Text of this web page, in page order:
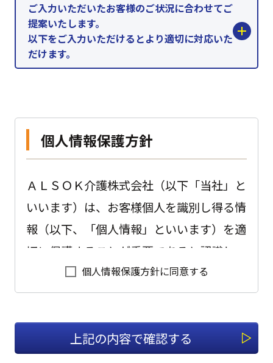
ご入力いただいたお客様のご状況に合わせてご
提案いたします。
以下をご入力いただけるとより適切に対応いた
だけます。
個人情報保護方針
ＡＬＳＯＫ介護株式会社（以下「当社」と
いいます）は、お客様個人を識別し得る情
報（以下、「個人情報」といいます）を適
切に保護することが重要であると認識し、
以下のように会社として取り組んでおりま
す。
1.適切な個人情報の収集、利用、
提供、預託を行います。
個人情報保護方針に同意する